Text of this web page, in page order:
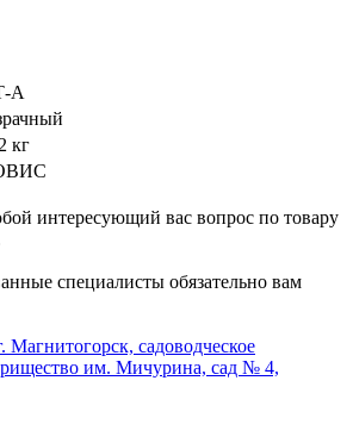
А
кг
интересующий вас вопрос по товару
специалисты обязательно вам
садоводческое
им. Мичурина, сад № 4,